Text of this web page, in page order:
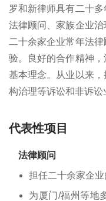
罗和新律师具有二十
法律顾问、家族企业
二十余家企业常年法
验。良好的合作精神
基本理念。从业以来
构治理等诉讼和非诉讼
代表性项目
法律顾问
担任二十余家企
为厦门/福州等地